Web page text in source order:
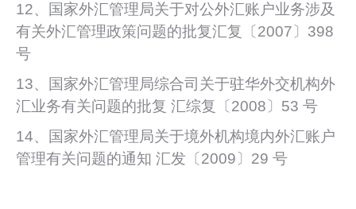
12、国家外汇管理局关于对公外汇账户业务涉及
有关外汇管理政策问题的批复汇复〔2007〕398
号
13、国家外汇管理局综合司关于驻华外交机构外
汇业务有关问题的批复 汇综复〔2008〕53 号
14、国家外汇管理局关于境外机构境内外汇账户
管理有关问题的通知 汇发〔2009〕29 号